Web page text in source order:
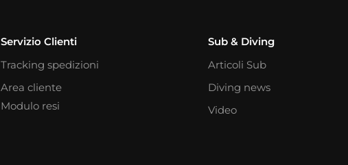
Servizio Clienti
Tracking spedizioni
Area cliente
Modulo resi
Sub & Diving
Articoli Sub
Diving news
Video